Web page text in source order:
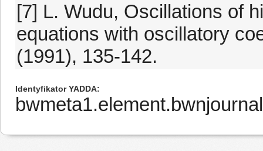
[7] L. Wudu, Oscillations of
equations with oscillatory
(1991), 135-142.
Identyfikator YADDA